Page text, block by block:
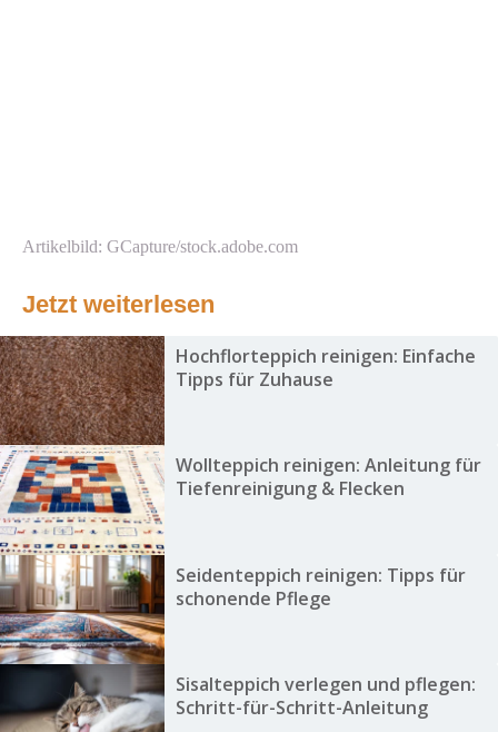
Artikelbild: GCapture/stock.adobe.com
Jetzt weiterlesen
Hochflorteppich reinigen: Einfache
Tipps für Zuhause
Wollteppich reinigen: Anleitung für
Tiefenreinigung & Flecken
Seidenteppich reinigen: Tipps für
schonende Pflege
Sisalteppich verlegen und pflegen:
Schritt-für-Schritt-Anleitung